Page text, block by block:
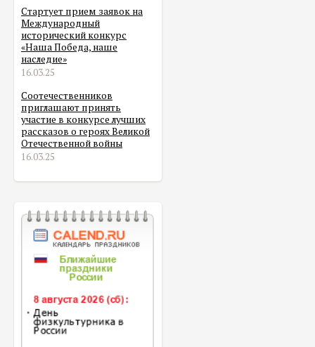
Стартует прием заявок на
Международный
исторический конкурс
«Наша Победа, наше
наследие»
16.03.25
Соотечественников
приглашают принять
участие в конкурсе лучших
рассказов о героях Великой
Отечественной войны
16.03.25